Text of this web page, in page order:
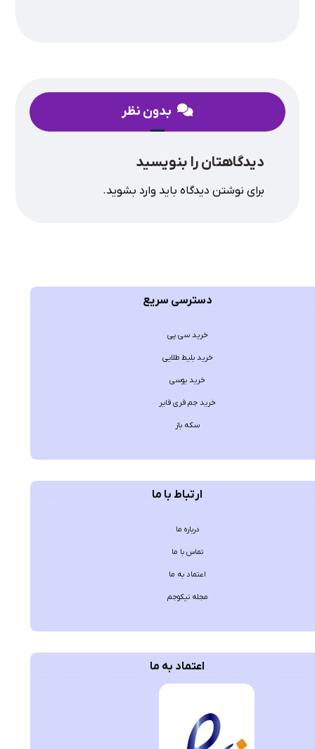
بدون نظر
دیدگاهتان را بنویسید
برای نوشتن دیدگاه باید وارد بشوید.
دسترسی سریع
خرید سی پی
خرید بلیط طلایی
خرید یوسی
خرید جم فری فایر
سکه باز
ارتباط با ما
درباره ما
تماس با ما
اعتماد به ما
مجله نیکوجم
اعتماد به ما